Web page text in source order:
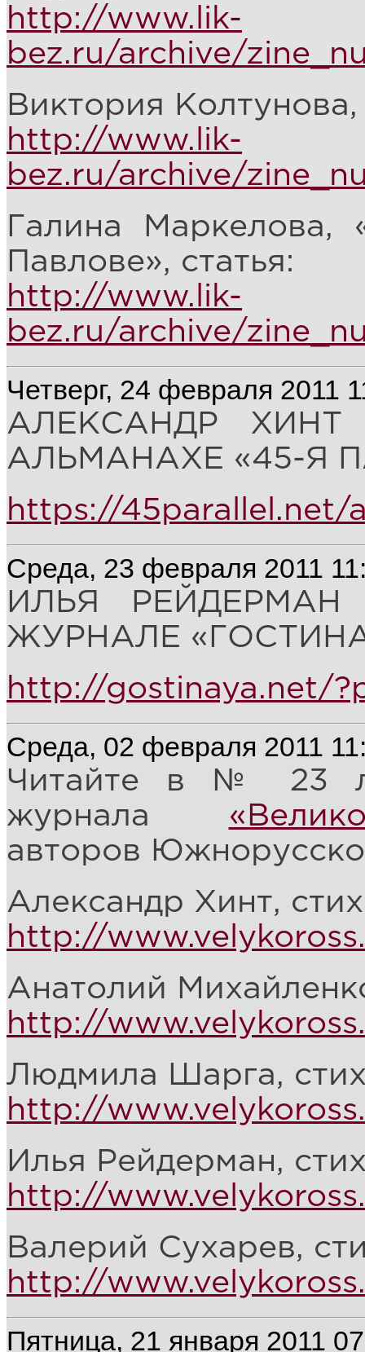
http://www.lik-
bez.ru/archive/
Виктория
http://www.lik-
bez.ru/archive/
Галина
Павлове», статья:
http://www.lik-
bez.ru/archive/
Четверг, 24 февраля 2011
АЛЕКСАНДР
АЛЬМАНАХЕ «45-Я
https://45parallel.net/
Среда, 23 февраля 2011
ИЛЬЯ
ЖУРНАЛЕ
http://gostinaya.net/
Среда, 02 февраля 2011
Читайте в № 23
журнала
авторов
Александр Хинт,
http://
Анатолий
http://
Людмила Шарга,
http://
Илья Рейдерман,
http://
Валерий Сухарев,
http://
Пятница, 21 января 2011